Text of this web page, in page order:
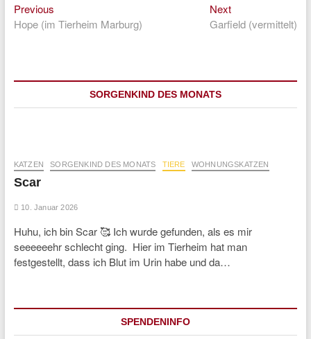
Beitragsnavigation
PreviousPrevious
post:
Hope (im Tierheim Marburg)
NextNext
post:
Garfield (vermittelt)
SORGENKIND DES MONATS
KATZEN SORGENKIND DES MONATS TIERE WOHNUNGSKATZEN
Scar
10. Januar 2026
Huhu, ich bin Scar 🥰 Ich wurde gefunden, als es mir
seeeeeehr schlecht ging. Hier im Tierheim hat man
festgestellt, dass ich Blut im Urin habe und da…
SPENDENINFO